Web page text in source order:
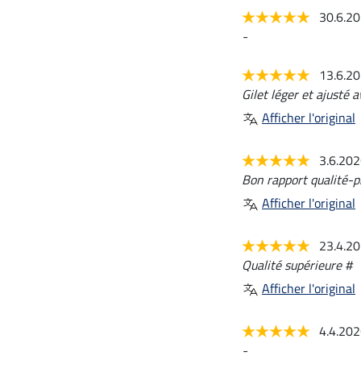
-
Gilet léger et ajusté
Afficher l'original
Bon rapport qualité-
Afficher l'original
Qualité supérieure #
Afficher l'original
-